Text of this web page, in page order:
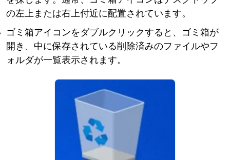
の左上または右上付近に配置されています。
ゴミ箱アイコンをダブルクリックすると、ゴミ箱が
開き、中に保存されている削除済みのファイルやフ
ォルダが一覧表示されます。